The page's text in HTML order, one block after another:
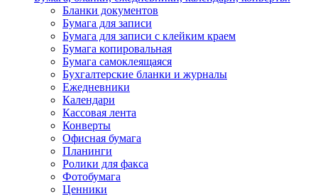
Бланки документов
Бумага для записи
Бумага для записи с клейким краем
Бумага копировальная
Бумага самоклеящаяся
Бухгалтерские бланки и журналы
Ежедневники
Календари
Кассовая лента
Конверты
Офисная бумага
Планинги
Ролики для факса
Фотобумага
Ценники